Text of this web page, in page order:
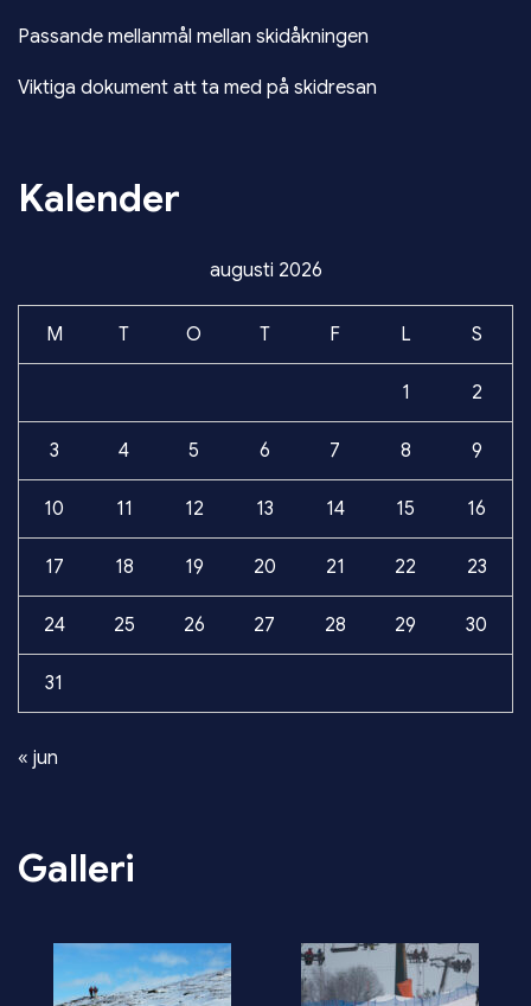
Passande mellanmål mellan skidåkningen
Viktiga dokument att ta med på skidresan
Kalender
augusti 2026
M T O T F L S
1 2
3 4 5 6 7 8 9
10 11 12 13 14 15 16
17 18 19 20 21 22 23
24 25 26 27 28 29 30
31
« jun
Galleri